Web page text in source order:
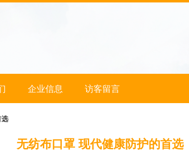
企业信息 访客留言
选
无纺布口罩 现代健康防护的首选